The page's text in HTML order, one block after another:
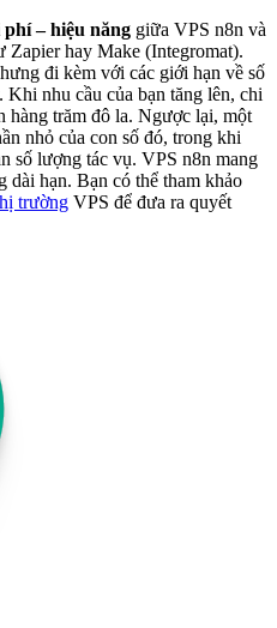
phí – hiệu năng giữa VPS n8n và
Zapier hay Make (Integromat).
đi kèm với các giới hạn về số
nhu cầu của bạn tăng lên, chi
hàng trăm đô la. Ngược lại, một
nhỏ của con số đó, trong khi
số lượng tác vụ. VPS n8n mang
hạn. Bạn có thể tham khảo
trường VPS để đưa ra quyết